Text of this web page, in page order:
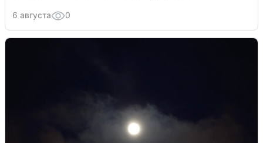
6 августа 0